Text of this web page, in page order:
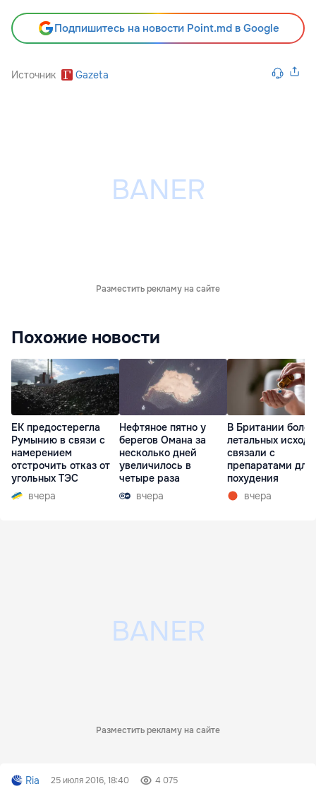
Подпишитесь на новости Point.md в Google
Источник Gazeta
Разместить рекламу на сайте
Похожие новости
ЕК предостерегла
Румынию в связи с
намерением
отстрочить отказ от
угольных ТЭС
вчера
Нефтяное пятно у
берегов Омана за
несколько дней
увеличилось в
четыре раза
вчера
В Британии
летальных
связали с
препаратами для
похудения
вчера
Разместить рекламу на сайте
Ria 25 июля 2016, 18:40 4 075